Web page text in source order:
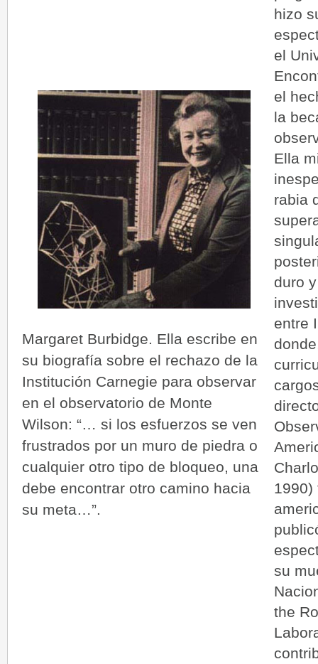
Margaret Burbidge. Ella escribe en
su biografía sobre el rechazo de la
Institución Carnegie para observar
en el observatorio de Monte
Wilson: “… si los esfuerzos se ven
frustrados por un muro de piedra o
cualquier otro tipo de bloqueo, una
debe encontrar otro camino hacia
su meta…”.
hizo
el
el
la
Ella
rabia
duro
entre
1990)
su
the